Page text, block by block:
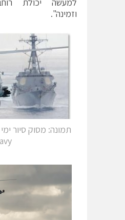
וזמינה".
תמונה: מסוק סיור